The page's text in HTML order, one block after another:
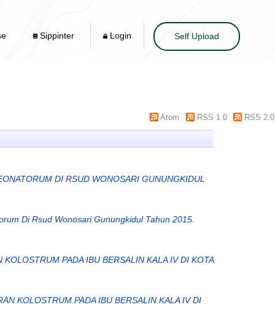
Sippinter Login Self Upload
Atom RSS 1.0 RSS 2.0
DI RSUD WONOSARI GUNUNGKIDUL
Di Rsud Wonosari Gunungkidul Tahun 2015.
PADA IBU BERSALIN KALA IV DI KOTA
KOLOSTRUM PADA IBU BERSALIN KALA IV DI